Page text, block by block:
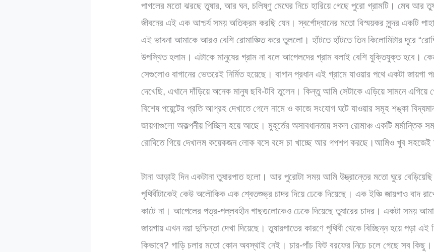
পাগলের মতো ঝরছে তুষার, আর ঘন, চলিষ্ণু মেঘের নিচে হারিয়ে গেছে পুরো গ্রামটি। মেঘ আর
জীবনের এই এক আশ্চর্য সময় অতিক্রম করছি যেন। স্বর্গোদ্যানের মতো বিস্ময়কর সুন্দর একটি
এই ভাবনা আমাকে আরও বেশি রোমাঞ্চিত করে তুললো। হাঁটতে হাঁটতে তিন কিলোমিটার দূরে
উপস্থিত হলাম। এটাকে মানুষের গ্রাম না বলে আপেলদের গ্রাম বলাই বেশি যুক্তিযুক্ত হবে।
সেগুলোও বাগানের ভেতরেই নির্মিত হয়েছে। বাগান প্রধান এই গ্রামে যাওয়ার পথে একটা জায়গা
দেখেছি, এখানে দাঁড়িয়ে অনেক মানুষ ছবি-টবি তুলেন। কিন্তু আমি সেটাকে এড়িয়ে সামনে
বিশেষ পয়েন্টের প্রতি আগ্রহ দেখাতে গেলে নামে ও কাজে সংযোগ ঘটে যাওয়ার সমূহ শঙ্কা
জায়গাগুলো অকল্পনীয় পিচ্ছিল হয়ে আছে। মুহূর্তের অসাবধানতায় সকল রোমাঞ্চ একটি মর্মান্তিক
রোঘিতে গিয়ে দেখালম কয়েকজন লোক বসে বসে চা খাচ্ছে আর গপশপ করছে।আমিও খুব সহজেই
টানা আড়াই দিন একটানা তুষারপাত হলো। আর পুরোটা সময় আমি উদ্ভ্রান্তের মতো ঘুরে
পৃথিবীটাকেই কেউ অলৌকিক এক শ্বেতশুভ্র চাদর দিয়ে ঢেকে দিয়েছে। এক ইঞ্চি জায়গাও বাদ
কাটে না। আপেলের পত্র-পল্লবহীন গাছগুলোকেও ঢেকে দিয়েছে তুষারের চাদর। একটা সময়
জায়গায় এখন নয়া দুশ্চিন্তা দেখা দিয়েছে। তুষারপাতের কারণে পৃথিবী থেকে বিচ্ছিন্ন হয়ে পড়া
কিভাবে? গাড়ি চলার মতো কোন অবস্থাই নেই। চার-পাঁচ ফিট বরফের নিচে চলে গেছে সব